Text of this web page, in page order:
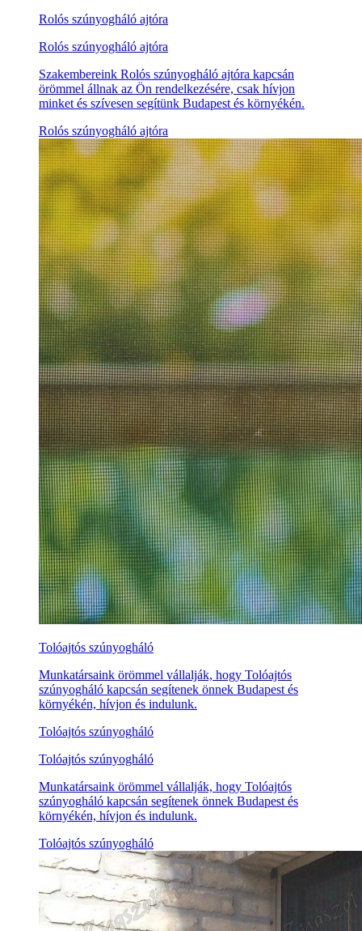
Rolós szúnyogháló ajtóra
Rolós szúnyogháló ajtóra
Szakembereink Rolós szúnyogháló ajtóra kapcsán
örömmel állnak az Ön rendelkezésére, csak hívjon
minket és szívesen segítünk Budapest és környékén.
Rolós szúnyogháló ajtóra
Tolóajtós szúnyogháló
Munkatársaink örömmel vállalják, hogy Tolóajtós
szúnyogháló kapcsán segítenek önnek Budapest és
környékén, hívjon és indulunk.
Tolóajtós szúnyogháló
Tolóajtós szúnyogháló
Munkatársaink örömmel vállalják, hogy Tolóajtós
szúnyogháló kapcsán segítenek önnek Budapest és
környékén, hívjon és indulunk.
Tolóajtós szúnyogháló